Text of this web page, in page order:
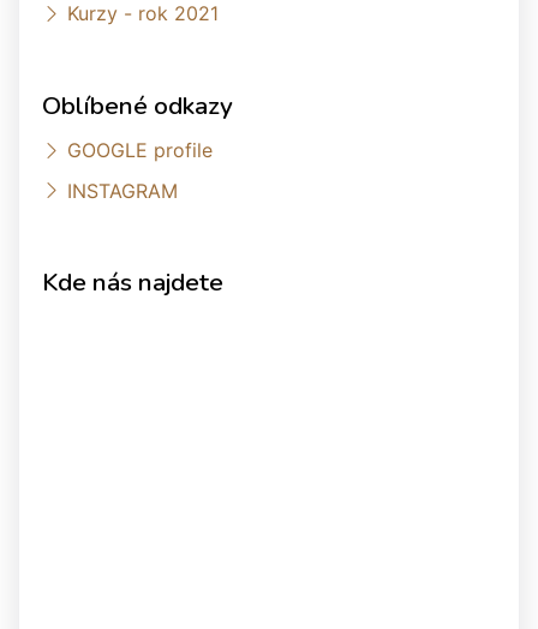
Kurzy - rok 2021
Oblíbené odkazy
GOOGLE profile
INSTAGRAM
Kde nás najdete